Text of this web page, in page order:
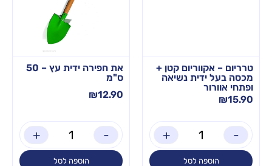
טרריום – אקווריום קטן +
מכסה בעל ידית נשיאה
ופתחי אוורור
₪15.90
-
+
הוספה לסל
את חפירה ידית עץ – 50
ס"מ
₪12.90
-
+
הוספה לסל